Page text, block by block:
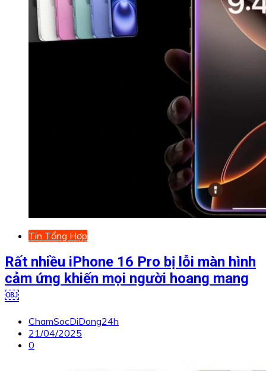
Tin Tổng Hợp
Rất nhiều iPhone 16 Pro bị lỗi màn hình
cảm ứng khiến mọi người hoang mang
￼
ChamSocDiDong24h
21/04/2025
0